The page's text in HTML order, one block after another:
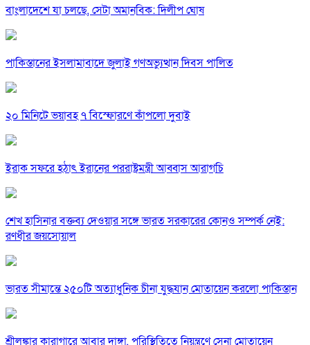
বাংলাদেশে যা চলছে, সেটা অমানবিক: দিলীপ ঘোষ
পাকিস্তানের ইসলামাবাদে জুলাই গণঅভ্যুত্থান দিবস পালিত
২০ মিনিটে ভয়াবহ ৭ বিস্ফোরণে কাঁপলো দুবাই
ইরাক সফরে হঠাৎ ইরানের পররাষ্ট্রমন্ত্রী আব্বাস আরাগচি
শেখ হাসিনার বক্তব্য দেওয়ার সঙ্গে ভারত সরকারের কোনও সম্পর্ক নেই:
রণধীর জয়সোয়াল
ভারত সীমান্তে ২৫০টি অত্যাধুনিক চীনা যুদ্ধযান মোতায়েন করলো পাকিস্তান
শ্রীলঙ্কার কারাগারে আবার দাঙ্গা, পরিস্থিতিতে নিয়ন্ত্রণে সেনা মোতায়েন